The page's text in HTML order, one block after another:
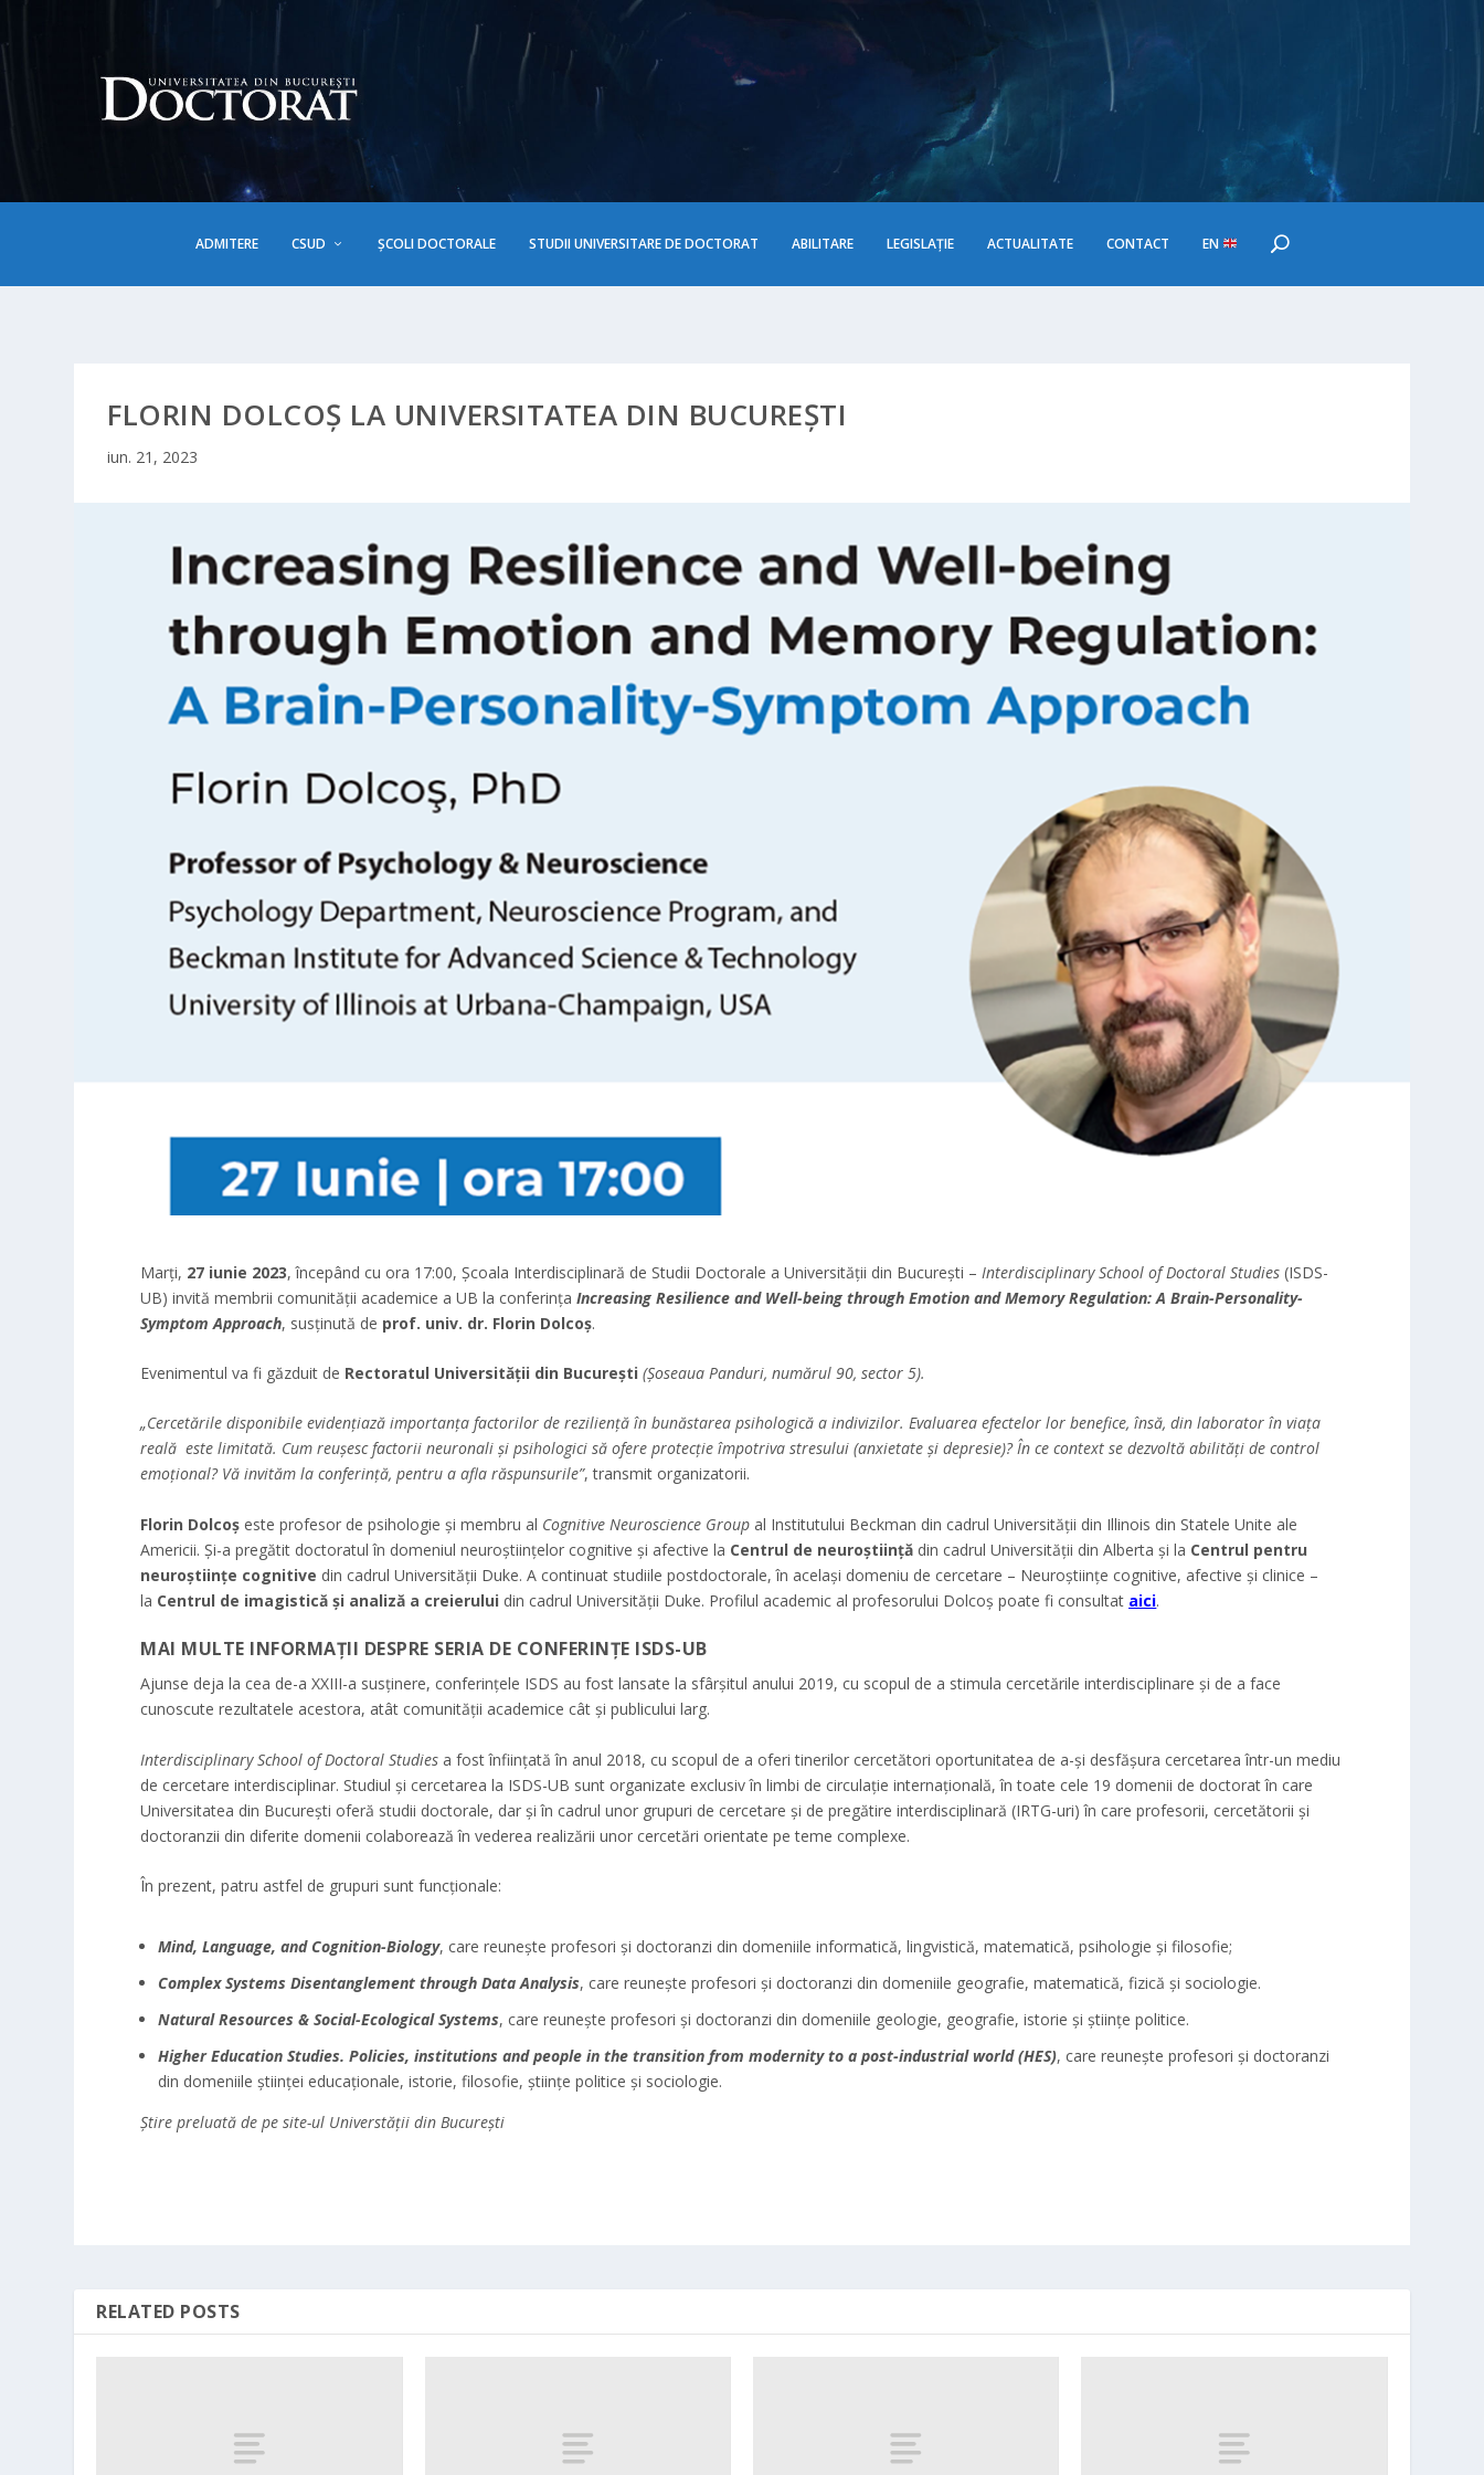
ADMITERE CSUD ȘCOLI DOCTORALE STUDII UNIVERSITARE DE DOCTORAT ABILITARE LEGISLAȚIE ACTUALITATE CONTACT EN
FLORIN DOLCOȘ LA UNIVERSITATEA DIN BUCUREȘTI
iun. 21, 2023
Marți, 27 iunie 2023, începând cu ora 17:00, Școala Interdisciplinară de Studii Doctorale a Universităţii din Bucureşti – Interdisciplinary School of Doctoral Studies (ISDS-
UB) invită membrii comunității academice a UB la conferința Increasing Resilience and Well-being through Emotion and Memory Regulation: A Brain-Personality-
Symptom Approach, susținută de prof. univ. dr. Florin Dolcoș.
Evenimentul va fi găzduit de Rectoratul Universității din București(Șoseaua Panduri, numărul 90, sector 5).
„Cercetările disponibile evidențiază importanța factorilor de reziliență în bunăstarea psihologică a indivizilor. Evaluarea efectelor lor benefice, însă, din laborator în viața
reală este limitată. Cum reușesc factorii neuronali și psihologici să ofere protecție împotriva stresului (anxietate și depresie)? În ce context se dezvoltă abilități de control
emoțional? Vă invităm la conferință, pentru a afla răspunsurile”, transmit organizatorii.
Florin Dolcoș este profesor de psihologie și membru al Cognitive Neuroscience Group al Institutului Beckman din cadrul Universității din Illinois din Statele Unite ale
Americii. Și-a pregătit doctoratul în domeniul neuroștiințelor cognitive și afective la Centrul de neuroștiință din cadrul Universității din Alberta și la Centrul pentru
neuroștiințe cognitive din cadrul Universității Duke. A continuat studiile postdoctorale, în același domeniu de cercetare – Neuroștiințe cognitive, afective și clinice –
la Centrul de imagistică și analiză a creierului din cadrul Universității Duke. Profilul academic al profesorului Dolcoș poate fi consultat aici.
MAI MULTE INFORMAȚII DESPRE SERIA DE CONFERINȚE ISDS-UB
Ajunse deja la cea de-a XXIII-a susținere, conferințele ISDS au fost lansate la sfârșitul anului 2019, cu scopul de a stimula cercetările interdisciplinare și de a face
cunoscute rezultatele acestora, atât comunității academice cât și publicului larg.
Interdisciplinary School of Doctoral Studies a fost înființată în anul 2018, cu scopul de a oferi tinerilor cercetători oportunitatea de a-și desfășura cercetarea într-un mediu
de cercetare interdisciplinar. Studiul și cercetarea la ISDS-UB sunt organizate exclusiv în limbi de circulație internațională, în toate cele 19 domenii de doctorat în care
Universitatea din București oferă studii doctorale, dar și în cadrul unor grupuri de cercetare și de pregătire interdisciplinară (IRTG-uri) în care profesorii, cercetătorii și
doctoranzii din diferite domenii colaborează în vederea realizării unor cercetări orientate pe teme complexe.
În prezent, patru astfel de grupuri sunt funcționale:
Mind, Language, and Cognition-Biology, care reunește profesori și doctoranzi din domeniile informatică, lingvistică, matematică, psihologie și filosofie;
Complex Systems Disentanglement through Data Analysis, care reunește profesori și doctoranzi din domeniile geografie, matematică, fizică și sociologie.
Natural Resources & Social-Ecological Systems, care reunește profesori și doctoranzi din domeniile geologie, geografie, istorie și științe politice.
Higher Education Studies. Policies, institutions and people in the transition from modernity to a post-industrial world (HES), care reunește profesori și doctoranzi
din domeniile științei educaționale, istorie, filosofie, științe politice și sociologie.
Știre preluată de pe site-ul Universtății din București
RELATED POSTS